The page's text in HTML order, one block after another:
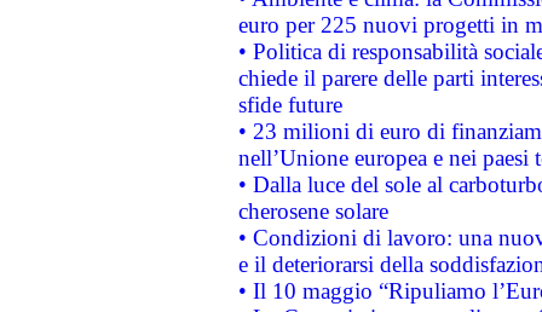
euro per 225 nuovi progetti in
• Politica di responsabilità
chiede il parere delle parti
sfide future
• 23 milioni di euro di
nell’Unione europea e nei paesi
• Dalla luce del sole al
cherosene solare
• Condizioni di lavoro: una
e il deteriorarsi della
• Il 10 maggio “Ripuliamo